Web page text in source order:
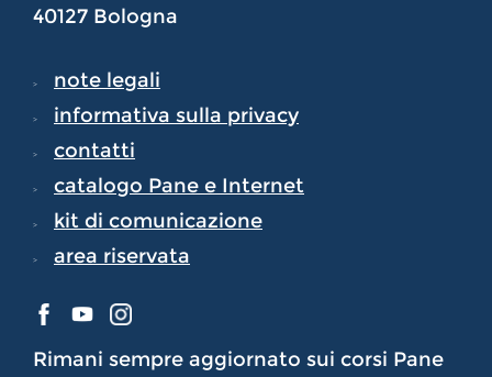
40127 Bologna
note legali
informativa sulla privacy
contatti
catalogo Pane e Internet
kit di comunicazione
area riservata
Rimani sempre aggiornato sui corsi Pane